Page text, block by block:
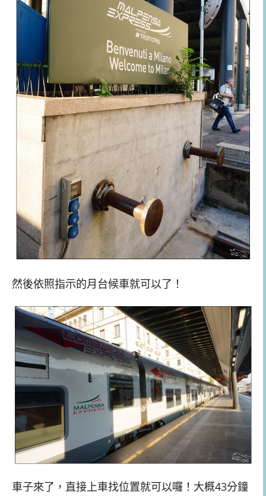
然後依照指示的月台候車就可以了！
車子來了，直接上車找位置就可以囉！大概43分鐘